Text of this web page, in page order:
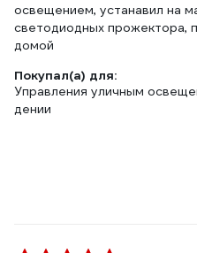
освещением, устанавил на
светодиодных прожектора,
домой
Покупал(а) для:
Управления уличным
дении